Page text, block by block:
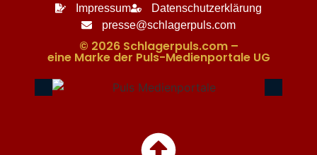
Impressum
Datenschutzerklärung
presse@schlagerpuls.com
© 2026 Schlagerpuls.com –
eine Marke der Puls-Medienportale UG​